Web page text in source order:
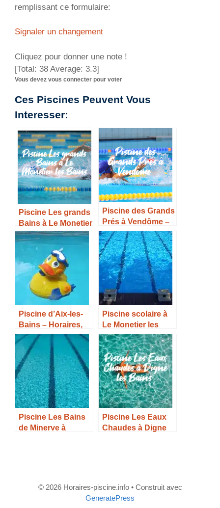
remplissant ce formulaire:
Signaler un changement
Cliquez pour donner une note !
[Total: 38 Average: 3.3]
Vous devez vous connecter pour voter
Ces Piscines Peuvent Vous
Interesser:
Piscine Les grands
Bains à Le Monetier
les Bains –
Horaires, Tarifs et
Piscine des Grands
Prés à Vendôme –
Horaires, Tarifs et
Infos –
Piscine d’Aix-les-
Bains – Horaires,
Tarifs et Infos –
Piscine scolaire à
Le Monetier les
Bains – Horaires,
Tarifs et Infos –
Piscine Les Bains
de Minerve à
Piscine Les Eaux
Chaudes à Digne
© 2026 Horaires-piscine.info• Construit avec
GeneratePress